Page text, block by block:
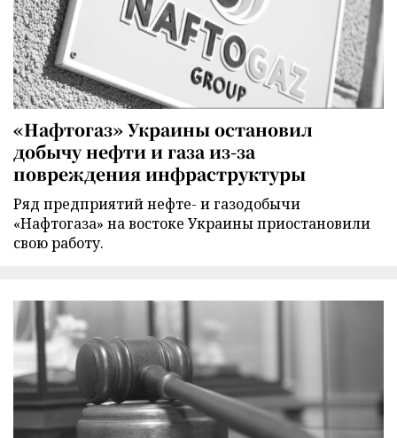
«Нафтогаз» Украины остановил
добычу нефти и газа из-за
повреждения инфраструктуры
Ряд предприятий нефте- и газодобычи
«Нафтогаза» на востоке Украины приостановили
свою работу.